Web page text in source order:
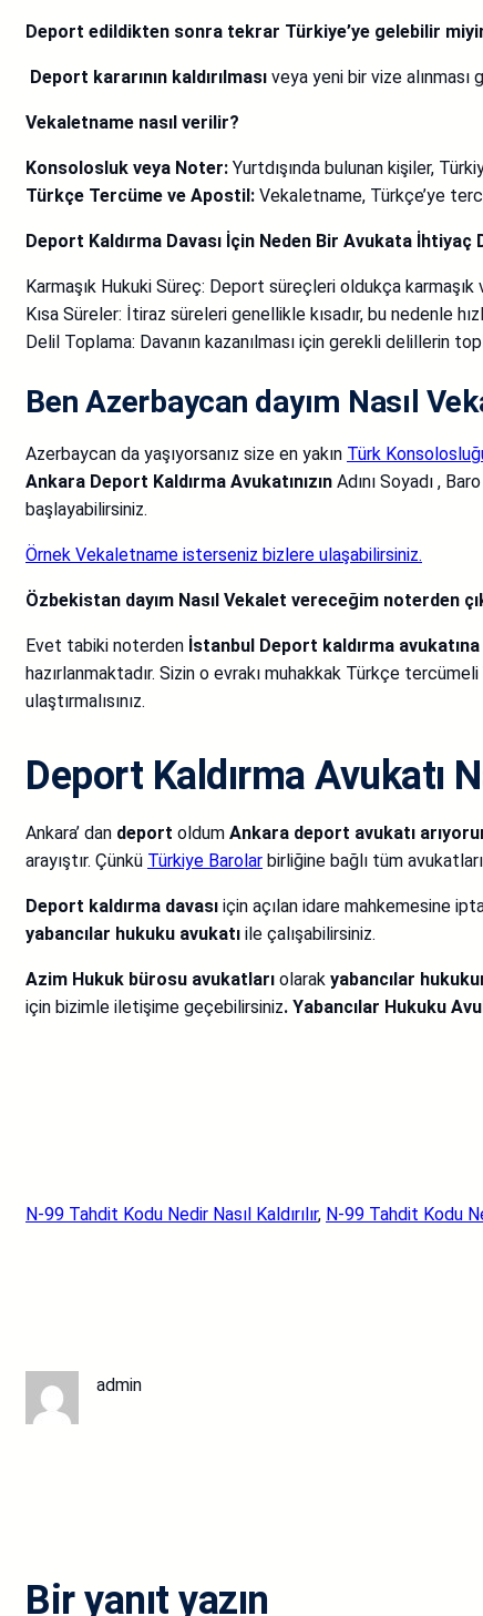
Deport edildikten sonra tekrar Türkiye’ye gelebilir
Deport kararının kaldırılması veya yeni bir vize
Vekaletname nasıl verilir?
Konsolosluk veya Noter: Yurtdışında bulunan kişiler,
Türkçe Tercüme ve Apostil: Vekaletname, Türkçe’ye
Deport Kaldırma Davası İçin Neden Bir Avukata İhtiyaç
Karmaşık Hukuki Süreç: Deport süreçleri oldukça
Kısa Süreler: İtiraz süreleri genellikle kısadır, bu nedenle
Delil Toplama: Davanın kazanılması için gerekli delillerin
Ben Azerbaycan dayım Nasıl
Azerbaycan da yaşıyorsanız size en yakın Türk
Ankara Deport Kaldırma Avukatınızın Adını Soyadı ,
başlayabilirsiniz.
Örnek Vekaletname isterseniz bizlere ulaşabilirsiniz.
Özbekistan dayım Nasıl Vekalet vereceğim noterden
Evet tabiki noterden İstanbul Deport kaldırma avukatına
hazırlanmaktadır. Sizin o evrakı muhakkak Türkçe
ulaştırmalısınız.
Deport Kaldırma Avukatı
Ankara’ dan deport oldum Ankara deport avukatı
arayıştır. Çünkü Türkiye Barolar birliğine bağlı tüm
Deport kaldırma davası için açılan idare mahkemesine
yabancılar hukuku avukatı ile çalışabilirsiniz.
Azim Hukuk bürosu avukatları olarak yabancılar
için bizimle iletişime geçebilirsiniz. Yabancılar Hukuku
N-99 Tahdit Kodu Nedir Nasıl Kaldırılır, N-99 Tahdit Kodu
admin
Bir yanıt yazın